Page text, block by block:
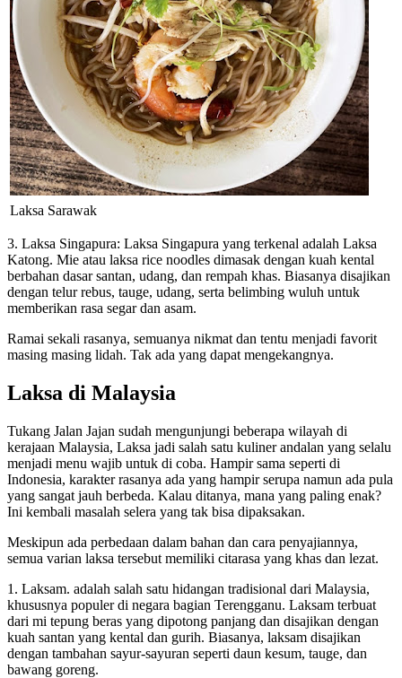
Laksa Sarawak
3. Laksa Singapura: Laksa Singapura yang terkenal adalah Laksa
Katong. Mie atau laksa rice noodles dimasak dengan kuah kental
berbahan dasar santan, udang, dan rempah khas. Biasanya disajikan
dengan telur rebus, tauge, udang, serta belimbing wuluh untuk
memberikan rasa segar dan asam.
Ramai sekali rasanya, semuanya nikmat dan tentu menjadi favorit
masing masing lidah. Tak ada yang dapat mengekangnya.
Laksa di Malaysia
Tukang Jalan Jajan sudah mengunjungi beberapa wilayah di
kerajaan Malaysia, Laksa jadi salah satu kuliner andalan yang selalu
menjadi menu wajib untuk di coba. Hampir sama seperti di
Indonesia, karakter rasanya ada yang hampir serupa namun ada pula
yang sangat jauh berbeda. Kalau ditanya, mana yang paling enak?
Ini kembali masalah selera yang tak bisa dipaksakan.
Meskipun ada perbedaan dalam bahan dan cara penyajiannya,
semua varian laksa tersebut memiliki citarasa yang khas dan lezat.
1. Laksam. adalah salah satu hidangan tradisional dari Malaysia,
khususnya populer di negara bagian Terengganu. Laksam terbuat
dari mi tepung beras yang dipotong panjang dan disajikan dengan
kuah santan yang kental dan gurih. Biasanya, laksam disajikan
dengan tambahan sayur-sayuran seperti daun kesum, tauge, dan
bawang goreng.